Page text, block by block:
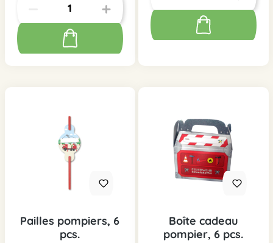
Pailles pompiers, 6
pcs.
Boîte cadeau
pompier, 6 pcs.